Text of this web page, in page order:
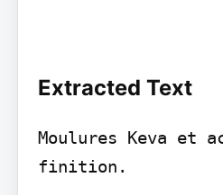
Extracted Text
Moulures Keva et
finition.